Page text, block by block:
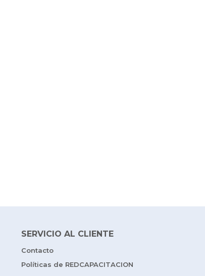
SERVICIO AL CLIENTE
Contacto
Políticas de REDCAPACITACION